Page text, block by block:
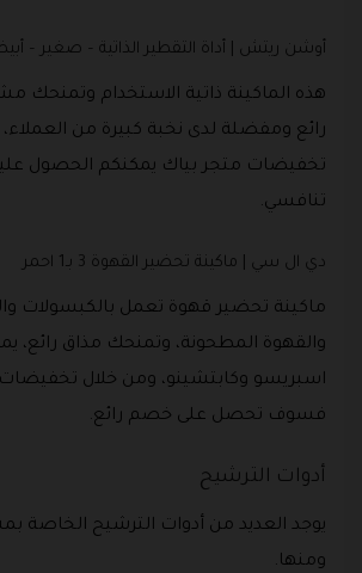
أوشن ريتش | أداة التقطير الذاتية – صغير –
هذه الماكينة ذاتية الاستخدام وتمنحك
رائع ومفضلة لدى نخبة كبيرة من
تخفيضات متجر بياك يمكنكم الحصول
تنافسي.
دي ال سي | ماكينة تحضير القهوة 3 بـ1 احمر
ماكينة تحضير قهوة تعمل بالكبسولات
والقهوة المطحونة، وتمنحك مذاق رائع،
اسبريسو وكابتشينو، ومن خلال
فسوف تحصل على خصم رائع.
أدوات الترشيح
يوجد العديد من أدوات الترشيح الخاصة
ومنها.